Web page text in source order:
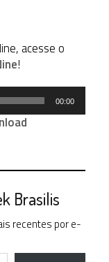
acesse o
!
00:00
Brasilis
recentes por e-